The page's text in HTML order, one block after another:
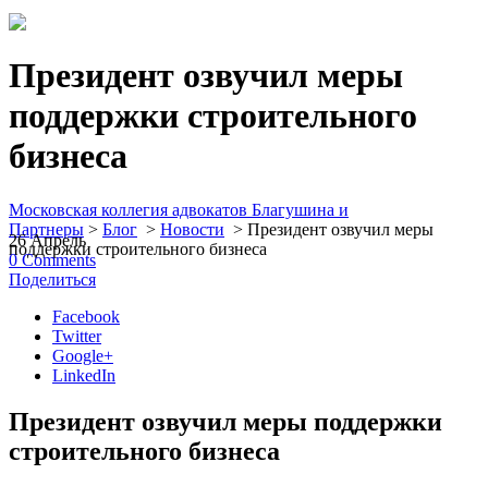
Президент озвучил меры
поддержки строительного
бизнеса
Московская коллегия адвокатов Благушина и
Партнеры > Блог > Новости > Президент озвучил меры
поддержки строительного бизнеса
26 Апрель
0 Comments
Поделиться
Facebook
Twitter
Google+
LinkedIn
Президент озвучил меры поддержки
строительного бизнеса